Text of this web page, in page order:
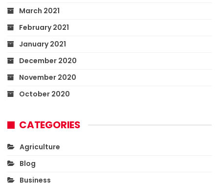
March 2021
February 2021
January 2021
December 2020
November 2020
October 2020
CATEGORIES
Agriculture
Blog
Business